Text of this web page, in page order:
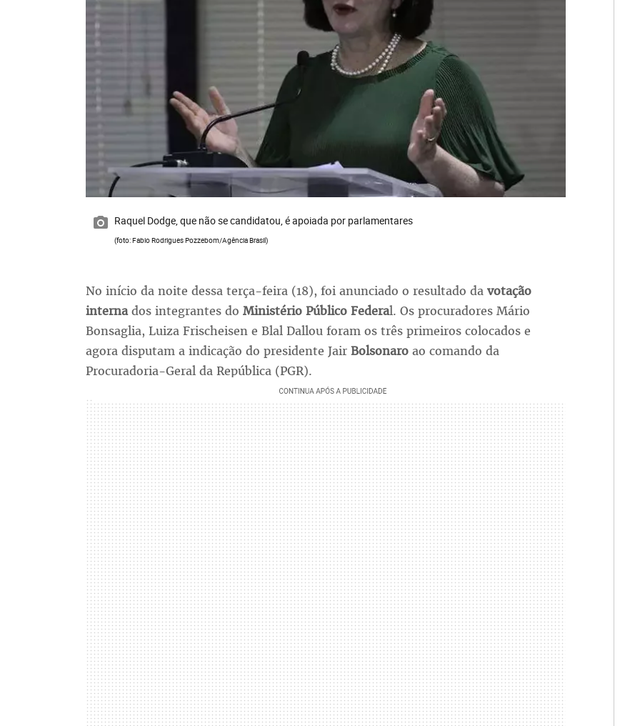
Raquel Dodge, que não se candidatou, é apoiada por parlamentares
(foto: Fabio Rodrigues Pozzebom/Agência Brasil)
No início da noite dessa terça-feira (18), foi anunciado o resultado da votação
internados integrantes do Ministério Público Federal. Os procuradores Mário
Bonsaglia, Luiza Frischeisen e Blal Dallou foram os três primeiros colocados e
agora disputam a indicação do presidente Jair Bolsonaroao comando da
Procuradoria-Geral da República (PGR).